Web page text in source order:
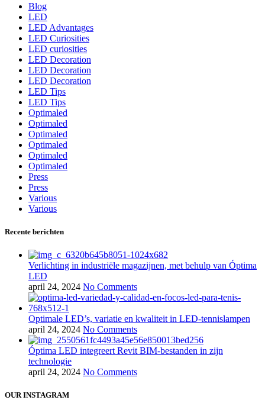
Blog
LED
LED Advantages
LED Curiosities
LED curiosities
LED Decoration
LED Decoration
LED Decoration
LED Tips
LED Tips
Optimaled
Optimaled
Optimaled
Optimaled
Optimaled
Optimaled
Press
Press
Various
Various
Recente berichten
Verlichting in industriële magazijnen, met behulp van Óptima
LED
april 24, 2024 No Comments
Optimale LED’s, variatie en kwaliteit in LED-tennislampen
april 24, 2024 No Comments
Óptima LED integreert Revit BIM-bestanden in zijn
technologie
april 24, 2024 No Comments
OUR INSTAGRAM